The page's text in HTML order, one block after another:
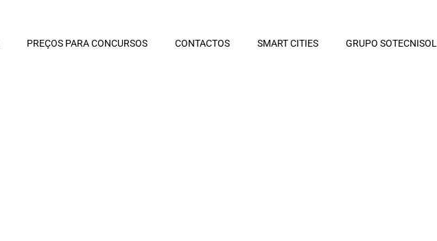
PREÇOS PARA CONCURSOS CONTACTOS SMART CITIES GRUPO SOTECNISOL